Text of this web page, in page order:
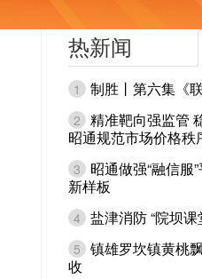
热新闻
1 制胜丨第六集《
2 精准靶向强监管
昭通规范市场价格秩
3
昭通做强“融信服
新样板
4 盐津消防 “院坝课
5 镇雄罗坎镇黄桃
收